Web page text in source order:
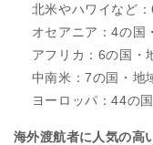
北米やハワイなど
オセアニア：4の国
アフリカ：6の国・
中南米：7の国・地
ヨーロッパ：44の
海外渡航者に人気の高